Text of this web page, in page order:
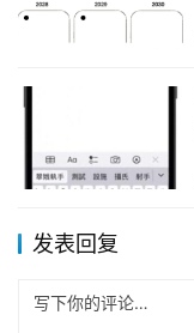
发表回复